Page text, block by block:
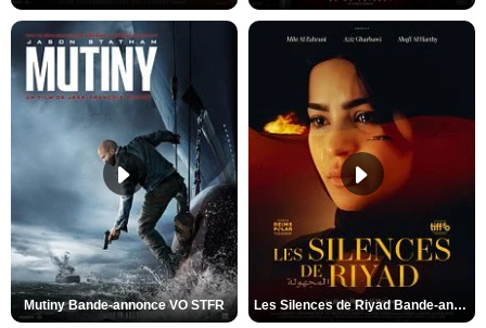
Mutiny Bande-annonce VO STFR Les Silences de Riyad Bande-annonce VO STFR